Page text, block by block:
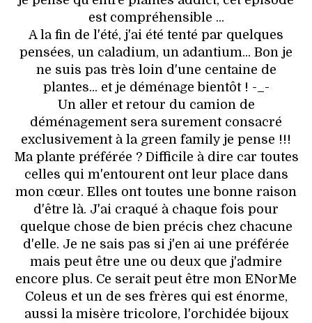
est compréhensible ...
A la fin de l'été, j'ai été tenté par quelques
pensées, un caladium, un adantium... Bon je
ne suis pas très loin d'une centaine de
plantes... et je déménage bientôt ! -_-
Un aller et retour du camion de
déménagement sera surement consacré
exclusivement à la green family je pense !!!
Ma plante préférée ? Difficile à dire car toutes
celles qui m'entourent ont leur place dans
mon cœur. Elles ont toutes une bonne raison
d'être là. J'ai craqué à chaque fois pour
quelque chose de bien précis chez chacune
d'elle. Je ne sais pas si j'en ai une préférée
mais peut être une ou deux que j'admire
encore plus. Ce serait peut être mon ENorMe
Coleus et un de ses frères qui est énorme,
aussi la misère tricolore, l'orchidée bijoux